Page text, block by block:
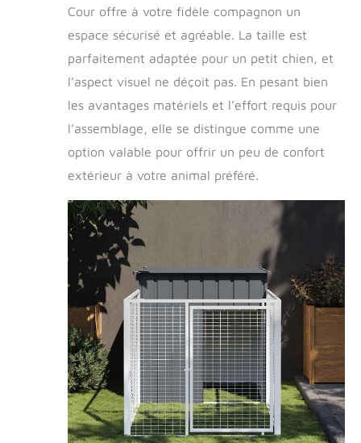
Cour offre à votre fidèle compagnon un
espace sécurisé et agréable. La taille est
parfaitement adaptée pour un petit chien, et
l’aspect visuel ne déçoit pas. En pesant bien
les avantages matériels et l’effort requis pour
l’assemblage, elle se distingue comme une
option valable pour offrir un peu de confort
extérieur à votre animal préféré.